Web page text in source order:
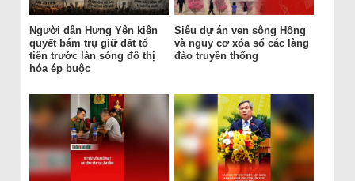
Người dân Hưng Yên kiên
quyết bám trụ giữ đất tổ
tiên trước làn sóng đô thị
hóa ép buộc
Siêu dự án ven sông Hồng
và nguy cơ xóa sổ các làng
đào truyền thống